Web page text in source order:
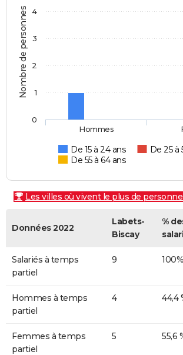
Nombre de personnes
De 15 à 24 ans
De 25 à
De 55 à 64 ans
Hommes
0
1
2
3
4
Les villes où vivent le plus de
Données 2022
Labets-
Biscay
%
Salariés à temps
partiel
9 100%
Hommes à temps
partiel
4 44,4
Femmes à temps
partiel
5 55,6